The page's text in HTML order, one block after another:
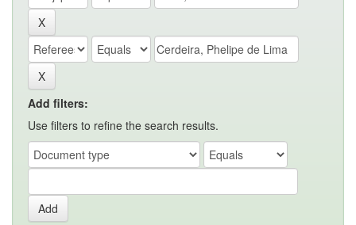
Add filters:
Use filters to refine the search results.